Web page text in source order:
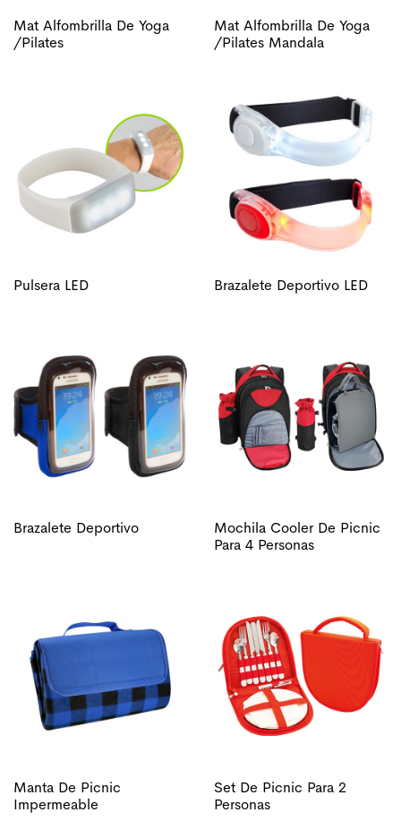
Mat Alfombrilla De Yoga
/pilates
Mat Alfombrilla De Yoga
/pilates Mandala
Pulsera LED Brazalete Deportivo LED
Brazalete Deportivo
Mochila Cooler De Picnic
Para 4 Personas
Manta De Picnic
Impermeable
Set De Picnic Para 2
Personas